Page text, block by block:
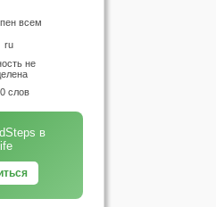
всем
ru
не
слов
в